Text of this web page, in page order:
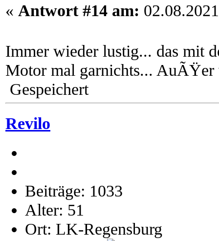
« Antwort #14 am:
Immer wieder lustig... das mit
Motor mal garnichts...
Gespeichert
Revilo
Beiträge: 1033
Alter: 51
Ort: LK-Regensburg